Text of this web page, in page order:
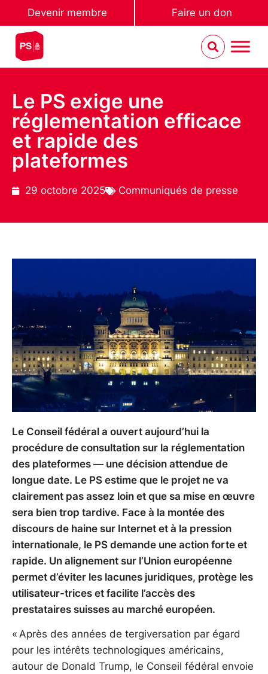
Devenir membre Faire un don
Le PS exige une
réglementation efficace
et rapide des
plateformes
29 octobre 2025 Communiqués de presse
Le Conseil fédéral a ouvert aujourd’hui la
procédure de consultation sur la réglementation
des plateformes — une décision attendue de
longue date. Le PS estime que le projet ne va
clairement pas assez loin et que sa mise en œuvre
sera bien trop tardive. Face à la montée des
discours de haine sur Internet et à la pression
internationale, le PS demande une action forte et
rapide. Un alignement sur l’Union européenne
permet d’éviter les lacunes juridiques, protège les
utilisateur-trices et facilite l’accès des
prestataires suisses au marché européen.
« Après des années de tergiversation par égard
pour les intérêts technologiques américains,
autour de Donald Trump, le Conseil fédéral envoie